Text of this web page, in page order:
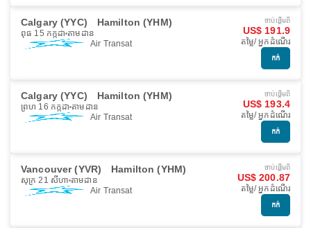
Calgary (YYC) Hamilton (YHM)
ពុធ 15 កក្កដា តាមដាន
Air Transat
ចាប់ផ្ដើមពី
US$ 191.9
តម្លៃ/ អ្នកដំណើរ
កក់
Calgary (YYC) Hamilton (YHM)
ព្រហ 16 កក្កដា តាមដាន
Air Transat
ចាប់ផ្ដើមពី
US$ 193.4
តម្លៃ/ អ្នកដំណើរ
កក់
Vancouver (YVR) Hamilton (YHM)
សុក្រ 21 សីហា តាមដាន
Air Transat
ចាប់ផ្ដើមពី
US$ 200.87
តម្លៃ/ អ្នកដំណើរ
កក់